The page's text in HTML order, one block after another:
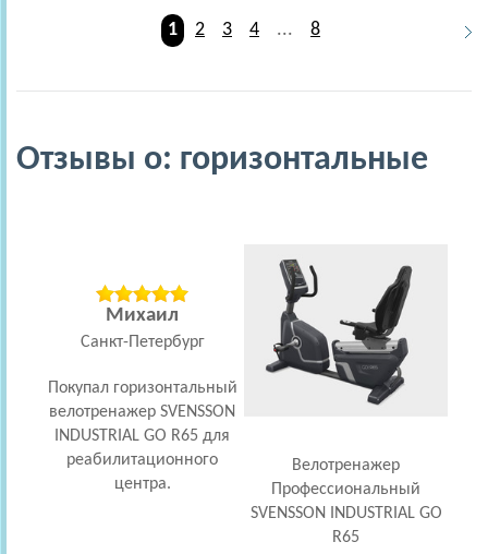
1 2 3 4 ... 8
Отзывы о: горизонтальные
Михаил
Санкт-Петербург
Покупал горизонтальный
велотренажер SVENSSON
INDUSTRIAL GO R65 для
реабилитационного
центра.
Велотренажер
Профессиональный
SVENSSON INDUSTRIAL GO
R65